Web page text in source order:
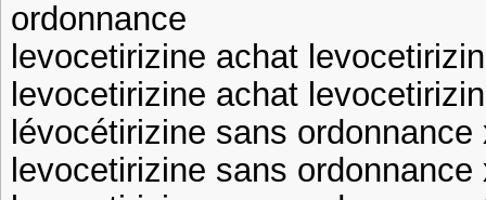
ordonnance
levocetirizine achat
levocetirizine achat
lévocétirizine sans
levocetirizine sans